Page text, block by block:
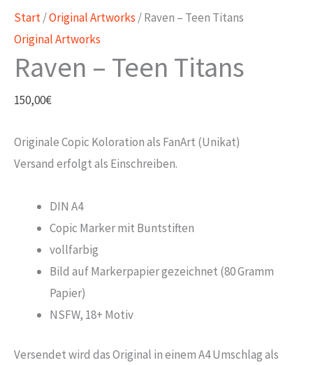
Start/Original Artworks / Raven – Teen Titans
Original Artworks
Raven – Teen Titans
150,00€
Originale Copic Koloration als FanArt (Unikat)
Versand erfolgt als Einschreiben.
DIN A4
Copic Marker mit Buntstiften
vollfarbig
Bild auf Markerpapier gezeichnet (80 Gramm
Papier)
NSFW, 18+ Motiv
Versendet wird das Original in einem A4 Umschlag als